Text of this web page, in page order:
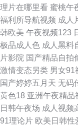
理片在哪里看 蜜桃午
福利所导航视频 成人
韩欧美 午夜视频123
极品成人色 成人黑料
片影院 国产精品自拍
激情变态另类 男女91
国产婷婷五月天 无码
黄色18 亚洲午夜精品
日韩午夜场 成人视频
91理论片 欧美日韩性